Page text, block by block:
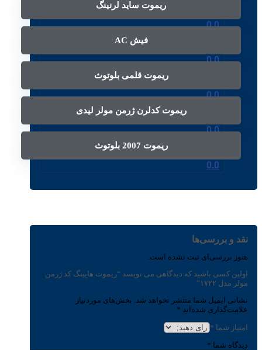
ریموت ساید لرنینگ
0.0
فیش AC
0.0
ریموت قلمی بلوتوث
0.0
ریموت کدلرن ژرمن مولر لیدی
0.0
ریموت 2007 بلوتوث
0.0
نقد و بررسی‌ها
هنوز بررسی‌ای ثبت نشده است.
اولین کسی باشید که دیدگاهی می نویسد “ریموت هاپینگ کد ژرمن
مولر مدل ۱۷۲۲”
نشانی ایمیل شما منتشر نخواهد شد. بخش‌های موردنیاز
علامت‌گذاری شده‌اند *
امتیاز شما *
دیدگاه شما *